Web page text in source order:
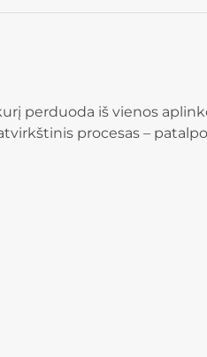
perduoda iš vienos
procesas –